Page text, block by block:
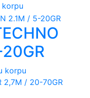
korpu
korpu